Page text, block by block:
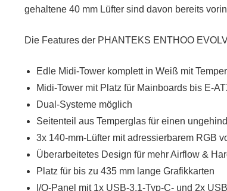
gehaltene 40 mm Lüfter sind davon bereits
Die Features der PHANTEKS ENTHOO
Edle Midi-Tower komplett in Weiß mit
Midi-Tower mit Platz für Mainboards bis E-
Dual-Systeme möglich
Seitenteil aus Temperglas für einen
3x 140-mm-Lüfter mit adressierbarem RGB
Überarbeitetes Design für mehr Airflow &
Platz für bis zu 435 mm lange Grafikkarten
I/O-Panel mit 1x USB-3.1-Typ-C- und 2x